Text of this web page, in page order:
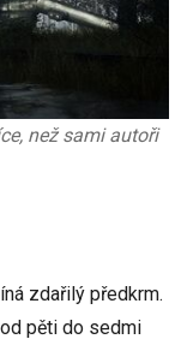
než sami autoři
zdařilý předkrm.
pěti do sedmi